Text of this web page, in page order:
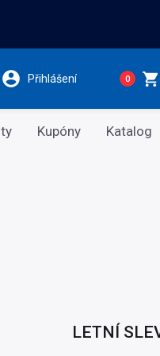
Přihlášení 0
Kupóny Katalog
LETNÍ